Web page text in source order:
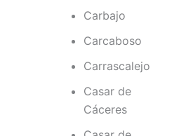
Carbajo
Carcaboso
Carrascalejo
Casar de
Cáceres